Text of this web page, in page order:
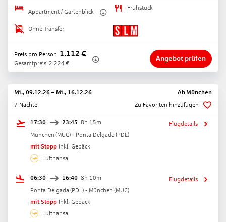
Appartment / Gartenblick
Frühstück
Ohne Transfer
Preis pro Person 1.112 €
Gesamtpreis 2.224 €
Angebot prüfen
Mi., 09.12.26 – Mi., 16.12.26 Ab München
7 Nächte
Zu Favoriten hinzufügen
17:30 23:45 8h 15m
München (MUC) - Ponta Delgada (PDL)
mit Stopp Inkl. Gepäck
Lufthansa
Flugdetails
06:30 16:40 8h 10m
Ponta Delgada (PDL) - München (MUC)
mit Stopp Inkl. Gepäck
Lufthansa
Flugdetails